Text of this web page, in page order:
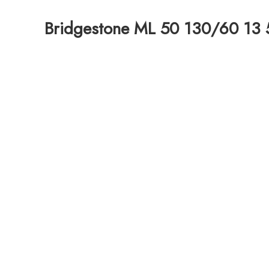
Bridgestone ML 50 130/60 13